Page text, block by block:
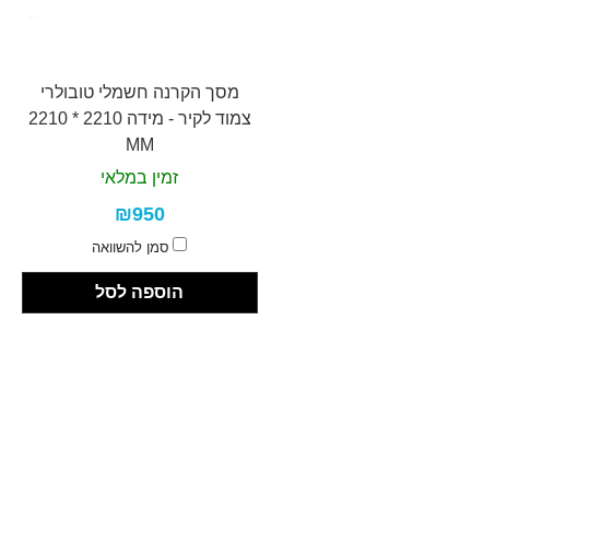
מסך הקרנה חשמלי טובולרי
צמוד לקיר - מידה 2210 * 2210
MM
זמין במלאי
₪950
סמן להשוואה
הוספה לסל